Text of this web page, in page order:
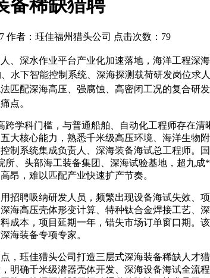
备稀缺猎聘
作者：珏佳福州猎头公司 点击次数：79
、深水作业平台产业化加速落地，海洋工程
水下智能控制系统、深海探测载荷研发岗位
匹配深海高压、强腐蚀、高密闭工况的复合
点。
跨学科门槛，与普通船舶、自动化工程师存在
大核心能力，熟悉千米级高压环境、海洋生物
制系统集成负责人、深海装备海试总工程师。
、头部海工装备集团、深海试验基地，超九
昂，难以匹配产业快速扩产节奏。
招聘吸纳研发人员，频繁出现设备海试失效、
海高压壳体形变计算、特种钛合金焊接工艺、
成本，项目延期一年，错失市场订单窗口期
海装备专项专家。
，珏佳猎头公司打造三层式深海装备稀缺人才
明确千米级潜器壳体开发、深海设备海试全流